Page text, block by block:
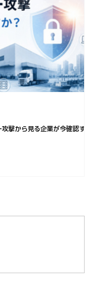
撃から見る企業が今確認すべ